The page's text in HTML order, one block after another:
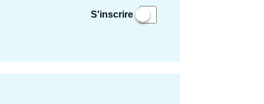
S'inscrire